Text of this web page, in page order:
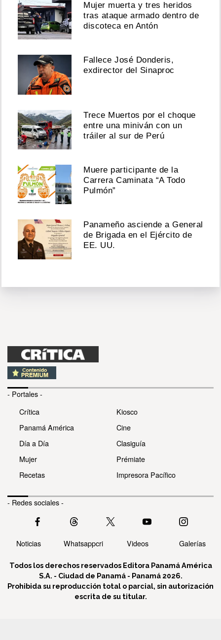
Mujer muerta y tres heridos
tras ataque armado dentro de
discoteca en Antón
Fallece José Donderis,
exdirector del Sinaproc
Trece Muertos por el choque
entre una miniván con un
tráiler al sur de Perú
Muere participante de la
Carrera Caminata “A Todo
Pulmón”
Panameño asciende a General
de Brigada en el Ejército de
EE. UU.
- Portales -
Crítica
Panamá América
Día a Día
Mujer
Recetas
Kiosco
Cine
Clasiguía
Prémiate
Impresora Pacífico
- Redes sociales -
Noticias Whatsappcri Videos Galerías
Todos los derechos reservados Editora Panamá América
S.A. - Ciudad de Panamá - Panamá 2026.
Prohibida su reproducción total o parcial, sin autorización
escrita de su titular.